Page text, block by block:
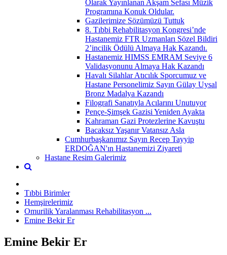
Olarak Yayınlanan Akşam Sefası Müzik
Programına Konuk Oldular.
Gazilerimize Sözümüzü Tuttuk
8. Tıbbi Rehabilitasyon Kongresi’nde
Hastanemiz FTR Uzmanları Sözel Bildiri
2’incilik Ödülü Almaya Hak Kazandı.
Hastanemiz HIMSS EMRAM Seviye 6
Validasyonunu Almaya Hak Kazandı
Havalı Silahlar Atıcılık Sporcumuz ve
Hastane Personelimiz Sayın Gülay Uysal
Bronz Madalya Kazandı
Filografi Sanatıyla Acılarını Unutuyor
Pençe-Şimşek Gazisi Yeniden Ayakta
Kahraman Gazi Protezlerine Kavuştu
Bacaksız Yaşanır Vatansız Asla
Cumhurbaşkanımız Sayın Recep Tayyip
ERDOĞAN'ın Hastanemizi Ziyareti
Hastane Resim Galerimiz
Tıbbi Birimler
Hemşirelerimiz
Omurilik Yaralanması Rehabilitasyon ...
Emine Bekir Er
Emine Bekir Er